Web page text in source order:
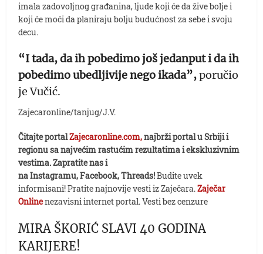
imala zadovoljnog građanina, ljude koji će da žive bolje i
koji će moći da planiraju bolju budućnost za sebe i svoju
decu.
“I tada, da ih pobedimo još jedanput i da ih
pobedimo ubedljivije nego ikada”,poručio
je Vučić.
Zajecaronline/tanjug/J.V.
Čitajte portalZajecaronline.com,najbrži portal u Srbiji i
regionu sa najvećim rastućim rezultatima i ekskluzivnim
vestima. Zapratite nas i
na Instagramu, Facebook, Threads!Budite uvek
informisani! Pratite najnovije vesti iz Zaječara.Zaječar
Onlinenezavisni internet portal. Vesti bez cenzure
MIRA ŠKORIĆ SLAVI 40 GODINA
KARIJERE!